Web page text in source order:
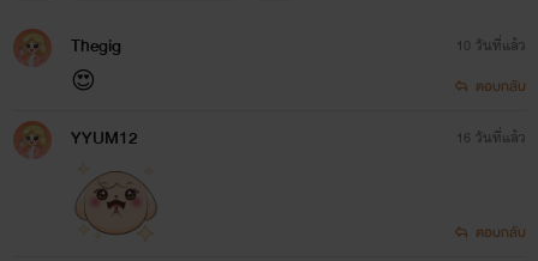
เรื่องอื่นๆ ในจักรวาลภฌา (ไม่มีเซต)
เผลอรักหมดใจ (เบลค-อาย) พ่อ-แม่ของเรื่อง หลุมพรางรักสยบหัวใจ, ฉีกกฎรักมัดใจเพื่อน
กลรักดวงใจอสูร (พอล-แจนนิส) เกี่ยวเนื่องกับเรื่อง ตรวนรักกักขังหัวใจ
Thegig
😍
10 วันที่แล้ว
ตอบกลับ
YYUM12 16 วันที่แล้ว
ตอบกลับ